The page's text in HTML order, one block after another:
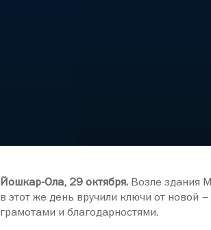
Йошкар-Ола, 29 октября. Возле здания
в этот же день вручили ключи от новой
грамотами и благодарностями.